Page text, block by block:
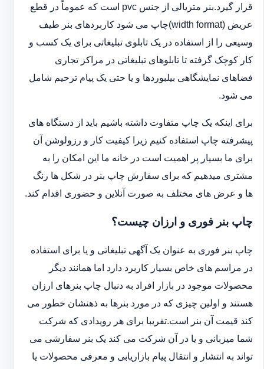
قرار گیرد.بنر متریالی از جنس pvc است که عموماً در قطع
عریض (width format)چاپ می شود کاربردهای بنر طیف
وسیعی را از استفاده در یک تابلوی تبلیغاتی برای یک کسب و
کار کوچک گرفته تا تابلوهای تبلیغاتی در مراکز تجاری
فضاهای نمایشگاهی بیلبوردها و یا حتی یک پیام ترحیم شامل
می شود.
برای اینکه یک چاپ متفاوت داشته باشیم باید از دستگاه های
پیشرفته چاپ استفاده کنیم زیرا کیفیت کار و رزولوشن آن
برای ما بسیار پر اهمیت است در خانه ما این امکان را به
مشتری میدهیم که برای سفارش چاپ بنر در شکل ها رنگ
ها و عرض های مختلف به صورت آنلاین و حضوری اقدام کند.
چاپ بنر فوری و ارزان چیست؟
چاپ بنر فوری به عنوان یک آگهی تبلیغاتی و یا برای استفاده
در مراسم های خاص بسیار کاربرد دارد اما همانند دیگر
محصولات موجود در بازار افراد به دنبال چاپ بنرهای ارزان
هستند و اولین چیزی که در مورد بنرها به ذهنشان خطور می
کند قیمت آن بنر است.تقریبا برای هر رویدادی که شرکت
شما میزبانی و یا در آن شرکت می کند یک بنر سفارشی می
تواند به انتشار و انتقال پیام بازاریابی و معرفی محصولات یا